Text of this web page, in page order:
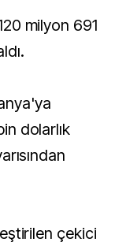
milyon 691
dolarlık
çekici